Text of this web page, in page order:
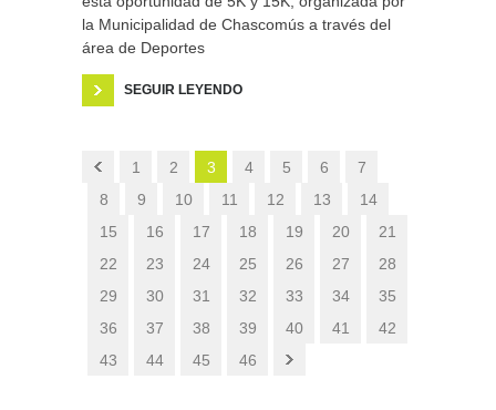
la Municipalidad de Chascomús a través del
área de Deportes
SEGUIR LEYENDO
1 2 3 4 5 6
7
8
9 10 11 12 13
14
15
16 17 18 19 20
21
22
23 24 25 26 27
28
29
30 31 32 33 34
35
36
37 38 39 40 41
42
43
44 45 46